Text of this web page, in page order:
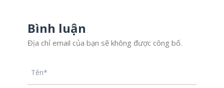
Bình luận
Địa chỉ email của bạn sẽ không được công bố.